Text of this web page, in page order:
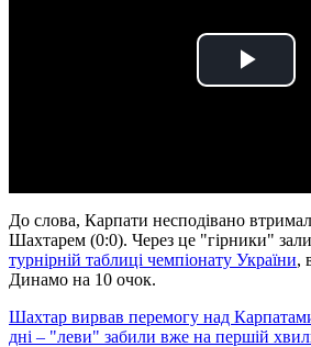
Play
До слова, Карпати несподівано
Шахтарем (0:0). Через це "гірники"
турнірній таблиці чемпіонату України,
Динамо на 10 очок.
Шахтар вирвав перемогу над
дні – "леви" забили вже на першій